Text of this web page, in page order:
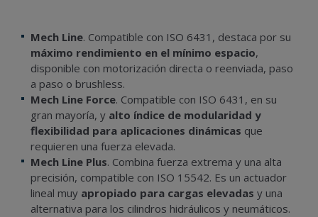
Mech Line. Compatible con ISO 6431, destaca por su
máximo rendimiento en el mínimo espacio,
disponible con motorización directa o reenviada, paso
a paso o brushless.
Mech Line Force. Compatible con ISO 6431, en su
gran mayoría, y alto índice de modularidad y
flexibilidad para aplicaciones dinámicas que
requieren una fuerza elevada.
Mech Line Plus. Combina fuerza extrema y una alta
precisión, compatible con ISO 15542. Es un actuador
lineal muy apropiado para cargas elevadas y una
alternativa para los cilindros hidráulicos y neumáticos.